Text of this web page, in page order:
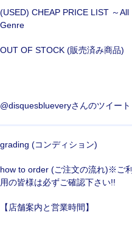
(USED) CHEAP PRICE LIST ～All
Genre
OUT OF STOCK (販売済み商品)
@disquesblueveryさんのツイート
grading (コンディション)
how to order (ご注文の流れ)※ご利
用の皆様は必ずご確認下さい!!
【店舗案内と営業時間】